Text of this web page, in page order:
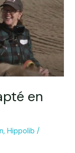
en
,Hippolib /